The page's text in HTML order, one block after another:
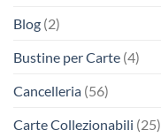
Blog (2)
Bustine per Carte (4)
Cancelleria (56)
Carte Collezionabili (25)